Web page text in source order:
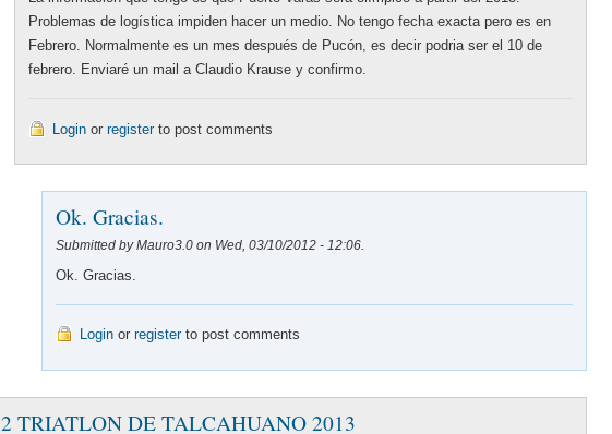
Problemas de logística impiden hacer un medio. No tengo fecha exacta pero es en
Febrero. Normalmente es un mes después de Pucón, es decir podria ser el 10 de
febrero. Enviaré un mail a Claudio Krause y confirmo.
Login orregisterto post comments
Ok. Gracias.
Submitted by Mauro3.0 on Wed, 03/10/2012 - 12:06.
Ok. Gracias.
Login orregisterto post comments
2 TRIATLON DE TALCAHUANO 2013